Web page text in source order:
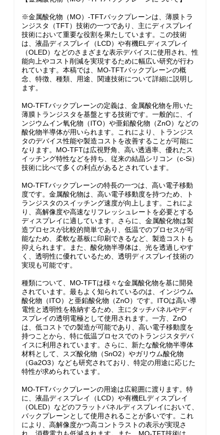
※金属酸化物（MO）-TFTバックプレーンは、薄膜トラ
ンジスタ（TFT）技術の一つであり、主にディスプレイ
技術において重要な役割を果たしています。この技術
は、液晶ディスプレイ（LCD）や有機ELディスプレイ
（OLED）などのさまざまな表示デバイスに使用され、性
能向上やコスト削減を実現するために幅広い研究が行わ
れています。本稿では、MO-TFTバックプレーンの概
念、特徴、種類、用途、関連技術について詳細に説明し
ます。
MO-TFTバックプレーンの定義は、金属酸化物を用いた
薄膜トランジスタを基盤とする技術です。一般的に、イ
ンジウムイン氧化物（ITO）や亜鉛酸化物（ZnO）などの
酸化物半導体が用いられます。これにより、トランジス
タのデバイス性能や製造コストを改善することが可能に
なります。MO-TFTは広視野角、高い透過率、優れたス
イッチング特性などを持ち、従来の結晶シリコン（c-Si）
技術に比べて多くの利点があるとされています。
MO-TFTバックプレーンの特長の一つは、高い電子移動
度です。金属酸化物は、高い電子移動度を持つため、ト
ランジスタのスイッチング速度が向上します。これによ
り、高解像度や高速なリフレッシュレートを必要とする
ディスプレイに適しています。さらに、金属酸化物は製
造プロセスが比較的簡単であり、低温でのプロセスが可
能なため、柔軟な基板に印刷できるなど、製造コストも
抑えられます。また、酸化物半導体は、光を透過しやす
く、透明性に優れているため、透明ディスプレイ技術の
実現も可能です。
種類について、MO-TFTは様々な金属酸化物を基に開発
されています。最もよく知られているのは、インジウム
酸化物（ITO）と亜鉛酸化物（ZnO）です。ITOは高い導
電性と透明性を格納するため、主にタッチパネルやディ
スプレイの透明電極として使用されます。一方、ZnO
は、低コストでの製造が可能であり、高い電子移動度を
持つことから、特に低温プロセスでのトランジスタデバ
イスに利用されています。さらに、新たな酸化物半導体
材料として、スズ酸化物（SnO2）やガリウム酸化物
（Ga2O3）なども研究されており、特定の用途に応じた
特性が求められています。
MO-TFTバックプレーンの用途は広範囲に渡ります。特
に、液晶ディスプレイ（LCD）や有機ELディスプレイ
（OLED）などのフラットパネルディスプレイにおいて、
バックプレーンとして使用されることが多いです。これ
により、高解像度かつ高コントラストの表示が実現さ